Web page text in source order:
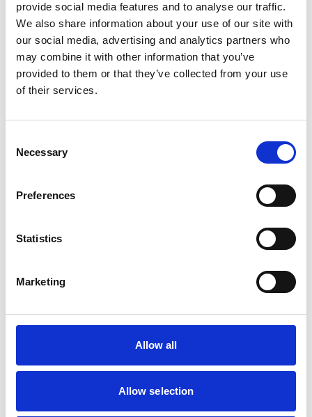
provide social media features and to analyse our traffic.
We also share information about your use of our site with
our social media, advertising and analytics partners who
may combine it with other information that you’ve
provided to them or that they’ve collected from your use
of their services.
Selection
Necessary
Preferences
Statistics
Marketing
Allow all
Allow selection